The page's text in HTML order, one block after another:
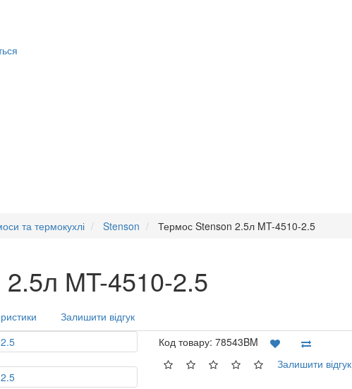
та термокухлі Stenson Термос Stenson 2.5л MT-4510-2.5
MT-4510-2.5
Залишити відгук
Код товару: 78543BM
Залишити відгук